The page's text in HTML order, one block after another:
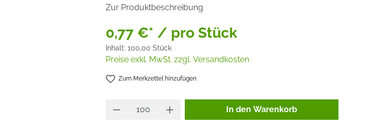
Zur Produktbeschreibung
0,77 €* / pro Stück
Inhalt: 100,00 Stück
Preise exkl. MwSt. zzgl. Versandkosten
Zum Merkzettel hinzufügen
Produkt Anzahl: Gib den
In den Warenkorb